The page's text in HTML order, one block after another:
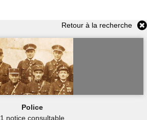
Retour à la recherche
Police
1 notice consultable